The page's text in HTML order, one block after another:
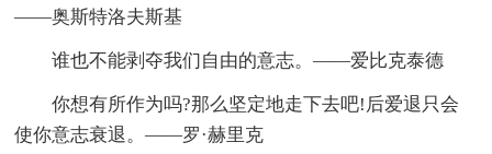
——奥斯特洛夫斯基
谁也不能剥夺我们自由的意志。——爱比克泰德
你想有所作为吗?那么坚定地走下去吧!后爱退只会
使你意志衰退。——罗·赫里克